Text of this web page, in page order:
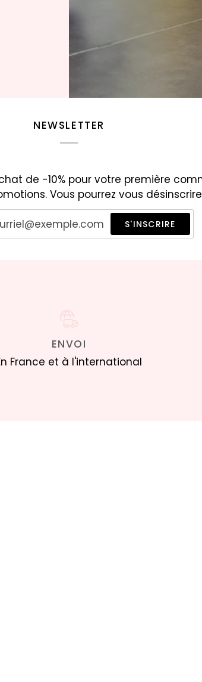
NEWSLETTER
de -10% pour votre première
Vous pourrez vous
S'INSCRIRE
ENVOI
France et à l'international